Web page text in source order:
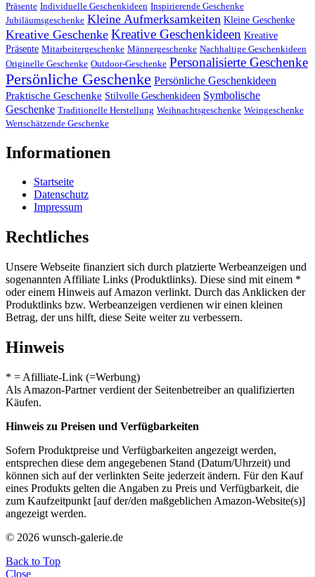
Präsente Individuelle Geschenkideen Inspirierende Geschenke
Jubiläumsgeschenke Kleine Aufmerksamkeiten Kleine Geschenke
Kreative Geschenke Kreative Geschenkideen Kreative
Präsente Mitarbeitergeschenke Männergeschenke Nachhaltige Geschenkideen
Originelle Geschenke Outdoor-Geschenke Personalisierte Geschenke
Persönliche Geschenke Persönliche Geschenkideen
Praktische Geschenke Stilvolle Geschenkideen Symbolische
Geschenke Traditionelle Herstellung Weihnachtsgeschenke Weingeschenke
Wertschätzende Geschenke
Informationen
Startseite
Datenschutz
Impressum
Rechtliches
Unsere Webseite finanziert sich durch platzierte Werbeanzeigen und
sogenannten Affiliate Links (Produktlinks). Diese sind mit einem *
oder einem Hinweis auf Amazon verlinkt. Durch das Anklicken der
Produktlinks bzw. Werbeanzeigen verdienen wir einen kleinen
Betrag, der uns hilft, diese Seite weiter zu verbessern.
Hinweis
* = Afilliate-Link (=Werbung)
Als Amazon-Partner verdient der Seitenbetreiber an qualifizierten
Käufen.
Hinweis zu Preisen und Verfügbarkeiten
Sofern Produktpreise und Verfügbarkeiten angezeigt werden,
entsprechen diese dem angegebenen Stand (Datum/Uhrzeit) und
können sich auf der verlinkten Seite jederzeit ändern. Für den Kauf
eines Produkts gelten die Angaben zu Preis und Verfügbarkeit, die
zum Kaufzeitpunkt [auf der/den maßgeblichen Amazon-Website(s)]
angezeigt werden.
© 2026 wunsch-galerie.de
Back to Top
Close